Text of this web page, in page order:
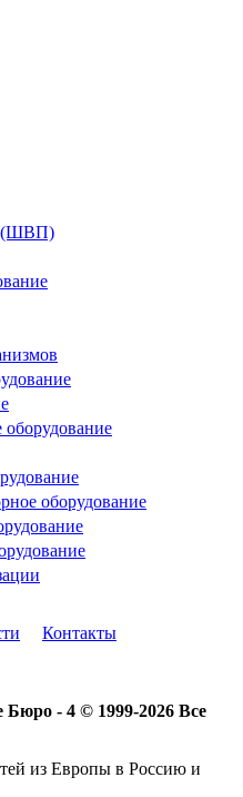
(ШВП)
оборудование
оборудование
Контакты
Бюро - 4 © 1999-2026 Все
из Европы в Россию и